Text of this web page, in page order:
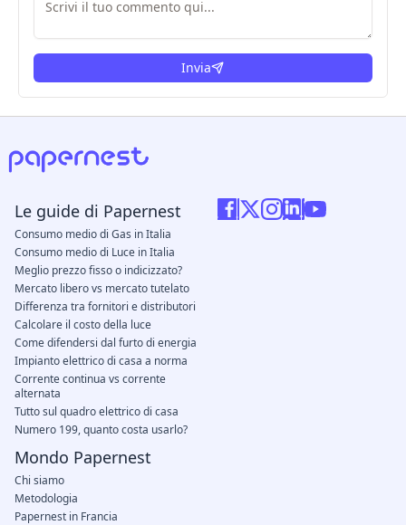
Invia
Le guide di Papernest
Consumo medio di Gas in Italia
Consumo medio di Luce in Italia
Meglio prezzo fisso o indicizzato?
Mercato libero vs mercato tutelato
Differenza tra fornitori e distributori
Calcolare il costo della luce
Come difendersi dal furto di energia
Impianto elettrico di casa a norma
Corrente continua vs corrente
alternata
Tutto sul quadro elettrico di casa
Numero 199, quanto costa usarlo?
Mondo Papernest
Chi siamo
Metodologia
Papernest in Francia